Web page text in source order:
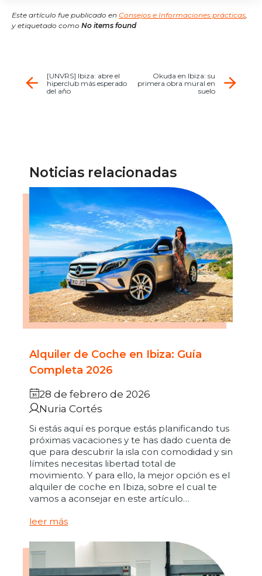
Este artículo fue publicado en Consejos e Informaciones prácticas
y etiquetado como No items found
[UNVRS] Ibiza: abre el
hiperclub más esperado
del año
Okuda en Ibiza: su
primera obra mural en
suelo
Noticias relacionadas
Alquiler de Coche en Ibiza: Guía
Completa 2026
28 de febrero de 2026
Nuria Cortés
Si estás aquí es porque estás planificando tus
próximas vacaciones y te has dado cuenta de
que para descubrir la isla con comodidad y sin
límites necesitas libertad total de
movimiento. Y para ello, la mejor opción es el
alquiler de coche en Ibiza, sobre el cual te
vamos a aconsejar en este artículo…
leer más